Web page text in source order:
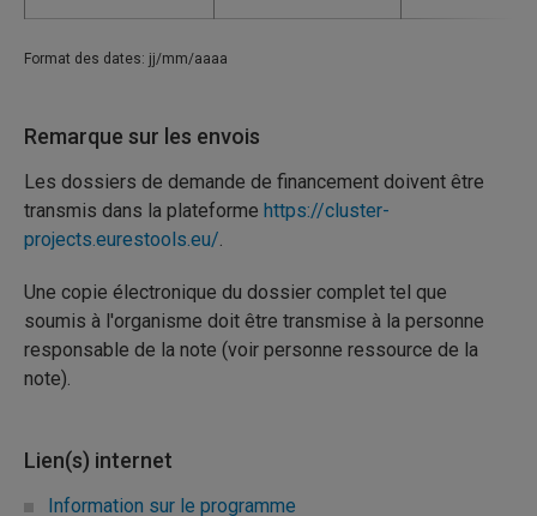
Format des dates: jj/mm/aaaa
Remarque sur les envois
Les dossiers de demande de financement doivent être
transmis dans la plateforme https://cluster-
projects.eurestools.eu/.
Une copie électronique du dossier complet tel que
soumis à l'organisme doit être transmise à la personne
responsable de la note (voir personne ressource de la
note).
Lien(s) internet
Information sur le programme